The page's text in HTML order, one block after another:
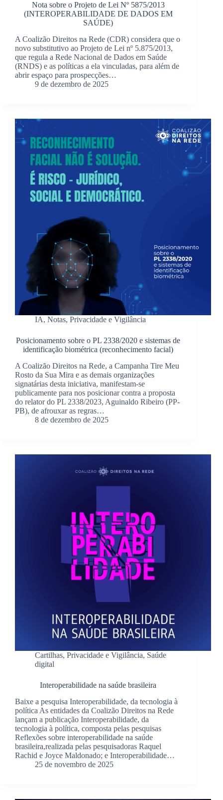
Nota sobre o Projeto de Lei Nº 5875/2013
(INTEROPERABILIDADE DE DADOS EM
SAÚDE)
A Coalizão Direitos na Rede (CDR) considera que o
novo substitutivo ao Projeto de Lei nº 5.875/2013,
que regula a Rede Nacional de Dados em Saúde
(RNDS) e as políticas a ela vinculadas, para além de
abrir espaço para prospecções…
9 de dezembro de 2025
IA, Notas, Privacidade e Vigilância
Posicionamento sobre o PL 2338/2020 e sistemas de
identificação biométrica (reconhecimento facial)
A Coalizão Direitos na Rede, a Campanha Tire Meu
Rosto da Sua Mira e as demais organizações
signatárias desta iniciativa, manifestam-se
publicamente para nos posicionar contra a proposta
do relator do PL 2338/2023, Aguinaldo Ribeiro (PP-
PB), de afrouxar as regras…
8 de dezembro de 2025
Cartilhas, Privacidade e Vigilância, Saúde
digital
Interoperabilidade na saúde brasileira
Baixe a pesquisa Interoperabilidade, da tecnologia à
política As entidades da Coalizão Direitos na Rede
lançam a publicação Interoperabilidade, da
tecnologia à política, composta pelas pesquisas
Reflexões sobre interoperabilidade na saúde
brasileira,realizada pelas pesquisadoras Raquel
Rachid e Joyce Maldonado; e Interoperabilidade…
25 de novembro de 2025